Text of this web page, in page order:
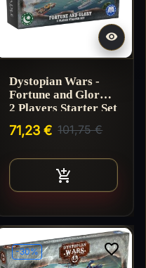

Dystopian Wars -
Fortune and Glory -
2 Players Starter Set
71,23 € 101,75 €

-30% favorite_border